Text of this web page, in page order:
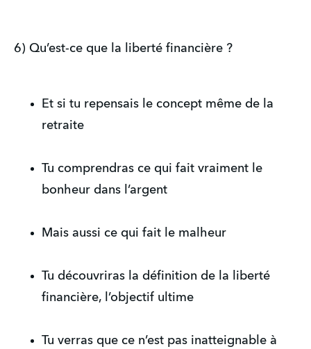
6) Qu’est-ce que la liberté financière ?
Et si tu repensais le concept même de la
retraite
Tu comprendras ce qui fait vraiment le
bonheur dans l’argent
Mais aussi ce qui fait le malheur
Tu découvriras la définition de la liberté
financière, l’objectif ultime
Tu verras que ce n’est pas inatteignable à